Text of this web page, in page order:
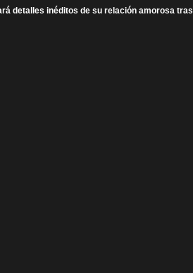
detalles inéditos de su relación amorosa tras